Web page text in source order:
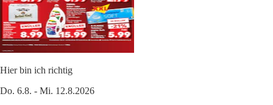
Hier bin ich richtig
Do. 6.8. - Mi. 12.8.2026